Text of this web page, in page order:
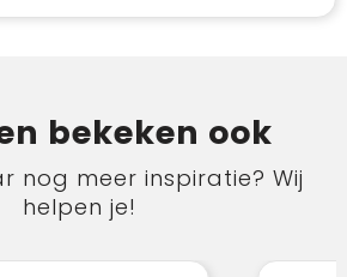
bekeken ook
nog meer inspiratie? Wij
helpen je!